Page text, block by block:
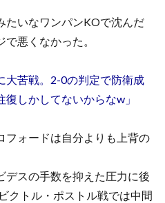
たいなワンパンKOで沈んだ
悪くなかった。
大苦戦。2-0の判定で防衛成
しかしてないからなw」
フォードは自分よりも上背の
デスの手数を抑えた圧力に後
クトル・ポストル戦では中間